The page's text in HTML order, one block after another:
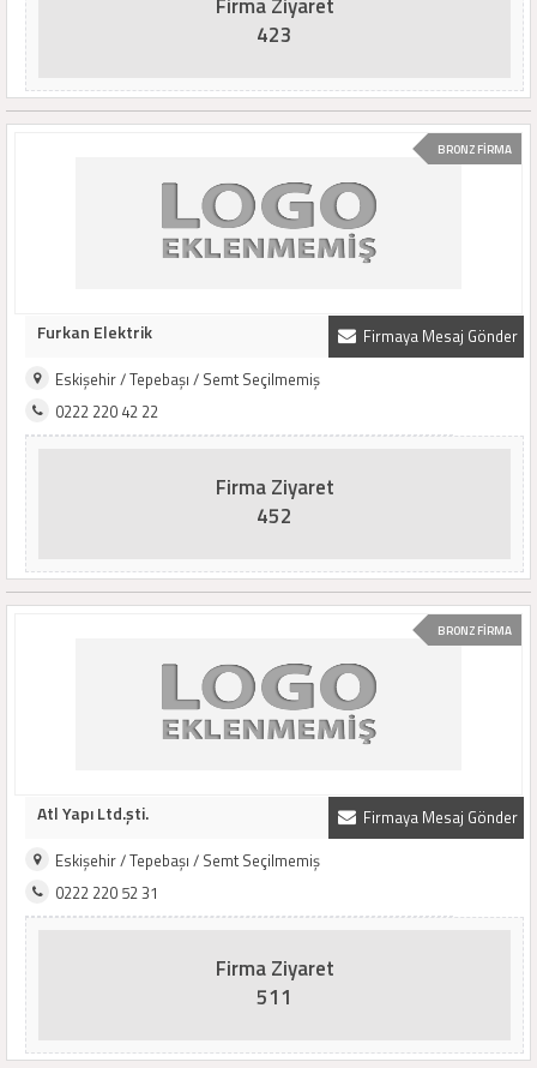
423
BRONZ FİRMA
Firmaya Mesaj Gönder
Furkan Elektrik
Eskişehir / Tepebaşı / Semt Seçilmemiş
0222 220 42 22
Firma Ziyaret
452
BRONZ FİRMA
Firmaya Mesaj Gönder
Atl Yapı Ltd.şti.
Eskişehir / Tepebaşı / Semt Seçilmemiş
0222 220 52 31
Firma Ziyaret
511